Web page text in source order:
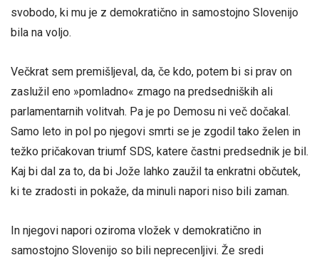
svobodo, ki mu je z demokratično in samostojno Slovenijo
bila na voljo.
Večkrat sem premišljeval, da, če kdo, potem bi si prav on
zaslužil eno »pomladno« zmago na predsedniških ali
parlamentarnih volitvah. Pa je po Demosu ni več dočakal.
Samo leto in pol po njegovi smrti se je zgodil tako želen in
težko pričakovan triumf SDS, katere častni predsednik je bil.
Kaj bi dal za to, da bi Jože lahko zaužil ta enkratni občutek,
ki te zradosti in pokaže, da minuli napori niso bili zaman.
In njegovi napori oziroma vložek v demokratično in
samostojno Slovenijo so bili neprecenljivi. Že sredi